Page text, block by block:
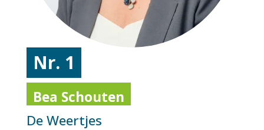
Nr. 1
Bea Schouten
De Weertjes